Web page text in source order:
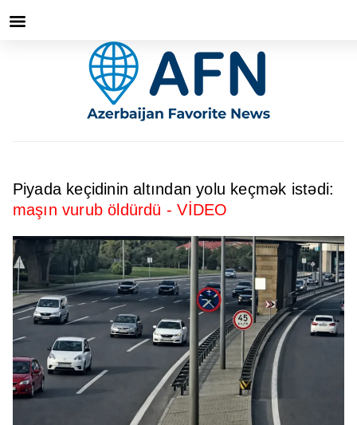
Piyada keçidinin altından yolu keçmək istədi:
maşın vurub öldürdü - VİDEO